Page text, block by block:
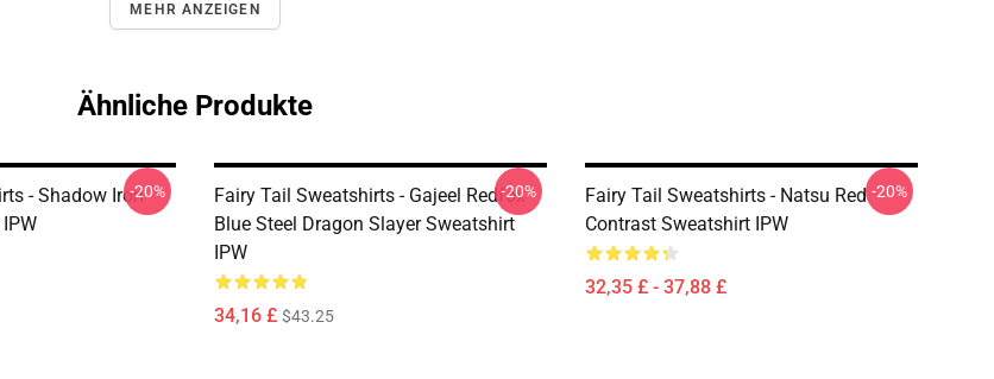
MEHR ANZEIGEN
Ähnliche Produkte
- Shadow Iron-20%
Fairy Tail Sweatshirts - Gajeel Redfox
Blue Steel Dragon Slayer Sweatshirt
IPW
34,16 £ $43.25
-20%
Fairy Tail Sweatshirts - Natsu Red
Contrast Sweatshirt IPW
32,35 £ - 37,88 £
-20%